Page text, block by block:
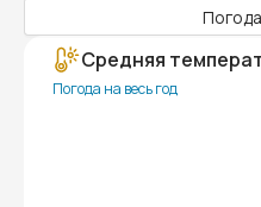
Средняя
Погода на весь год